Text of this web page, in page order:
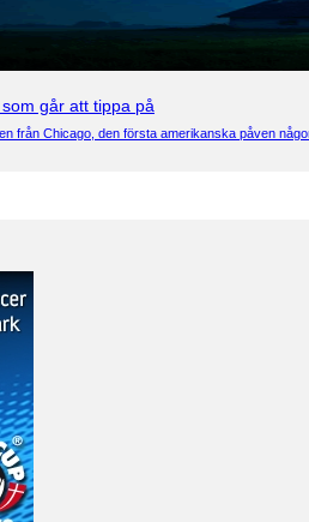
går att tippa på
från Chicago, den första amerikanska påven